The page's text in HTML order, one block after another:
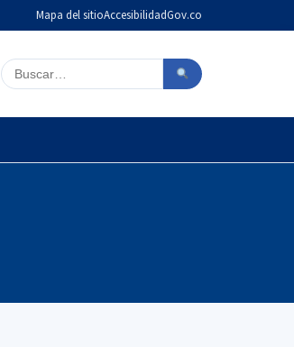
Mapa del sitioAccesibilidadGov.co
Buscar en el sitio